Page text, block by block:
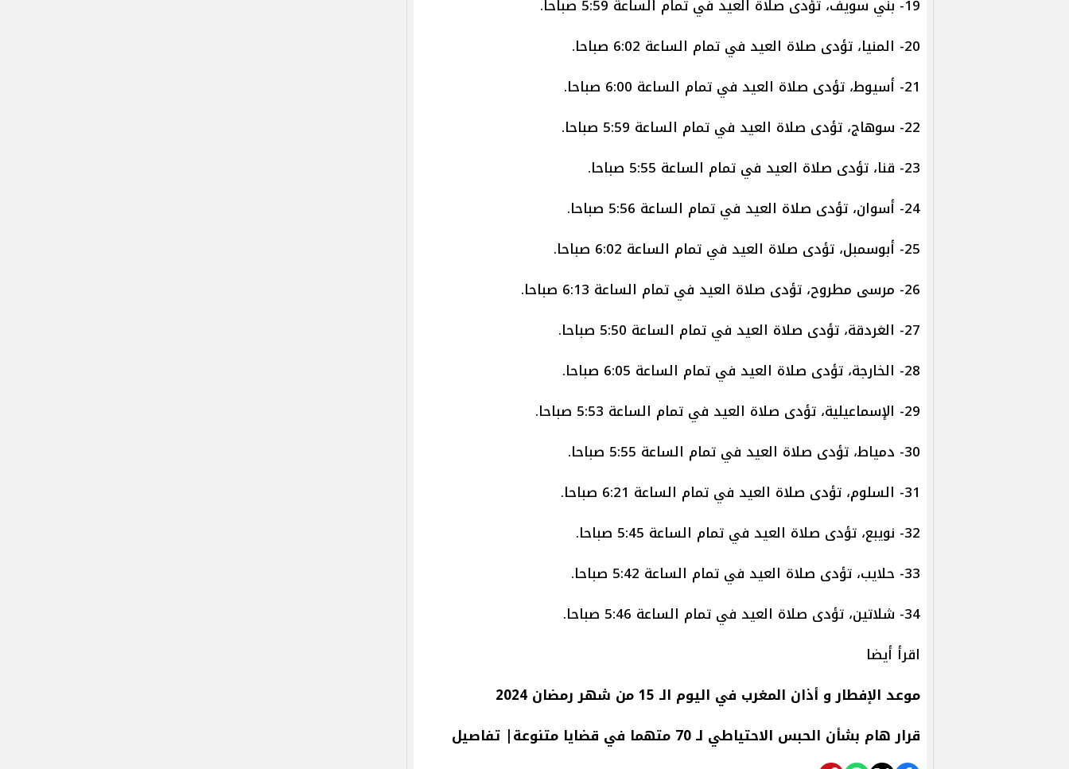
19- بني سويف، تؤدى صلاة العيد في تمام الساعة 5:59 صباحا.
20- المنيا، تؤدى صلاة العيد في تمام الساعة 6:02 صباحا.
21- أسيوط، تؤدى صلاة العيد في تمام الساعة 6:00 صباحا.
22- سوهاج، تؤدى صلاة العيد في تمام الساعة 5:59 صباحا.
23- قنا، تؤدى صلاة العيد في تمام الساعة 5:55 صباحا.
24- أسوان، تؤدى صلاة العيد في تمام الساعة 5:56 صباحا.
25- أبوسمبل، تؤدى صلاة العيد في تمام الساعة 6:02 صباحا.
26- مرسى مطروح، تؤدى صلاة العيد في تمام الساعة 6:13 صباحا.
27- الغردقة، تؤدى صلاة العيد في تمام الساعة 5:50 صباحا.
28- الخارجة، تؤدى صلاة العيد في تمام الساعة 6:05 صباحا.
29- الإسماعيلية، تؤدى صلاة العيد في تمام الساعة 5:53 صباحا.
30- دمياط، تؤدى صلاة العيد في تمام الساعة 5:55 صباحا.
31- السلوم، تؤدى صلاة العيد في تمام الساعة 6:21 صباحا.
32- نويبع، تؤدى صلاة العيد في تمام الساعة 5:45 صباحا.
33- حلايب، تؤدى صلاة العيد في تمام الساعة 5:42 صباحا.
34- شلاتين، تؤدى صلاة العيد في تمام الساعة 5:46 صباحا.
اقرأ أيضا
موعد الإفطار و أذان المغرب في اليوم الـ 15 من شهر رمضان 2024
قرار هام بشأن الحبس الاحتياطي لـ 70 متهما في قضايا متنوعة| تفاصيل